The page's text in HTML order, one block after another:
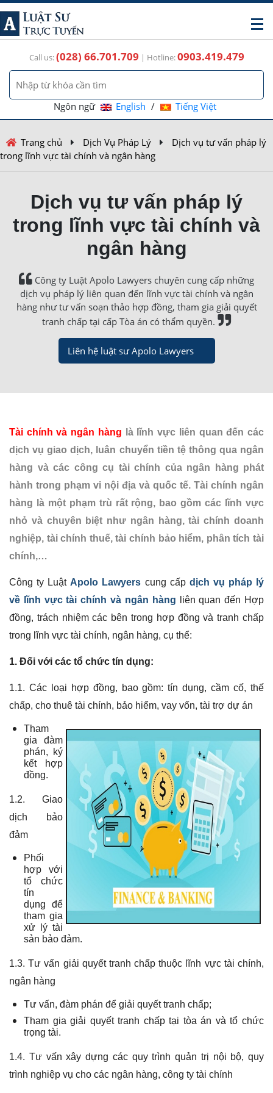
Call us:(028) 66.701.709 | Hotline:0903.419.479
Ngôn ngữ English / Tiếng Việt
Trang chủ Dịch Vụ Pháp Lý
Dịch vụ tư vấn pháp lý
trong lĩnh vực tài chính và ngân hàng
Dịch vụ tư vấn pháp lý
trong lĩnh vực tài chính và
ngân hàng
Công ty Luật Apolo Lawyers chuyên cung cấp những
dịch vụ pháp lý liên quan đến lĩnh vực tài chính và ngân
hàng như tư vấn soạn thảo hợp đồng, tham gia giải quyết
tranh chấp tại cấp Tòa án có thẩm quyền.
Liên hệ luật sư Apolo Lawyers
Tài chính và ngân hàng là lĩnh vực liên quan đến các
dịch vụ giao dịch, luân chuyển tiền tệ thông qua ngân
hàng và các công cụ tài chính của ngân hàng phát
hành trong phạm vi nội địa và quốc tế. Tài chính ngân
hàng là một phạm trù rất rộng, bao gồm các lĩnh vực
nhỏ và chuyên biệt như ngân hàng, tài chính doanh
nghiệp, tài chính thuế, tài chính bảo hiểm, phân tích tài
chính,…
Công ty Luật Apolo Lawyers cung cấp dịch vụ pháp lý
về lĩnh vực tài chính và ngân hàng liên quan đến Hợp
đồng, trách nhiệm các bên trong hợp đồng và tranh chấp
trong lĩnh vực tài chính, ngân hàng, cụ thể:
1. Đối với các tổ chức tín dụng:
1.1. Các loại hợp đồng, bao gồm: tín dụng, cầm cố, thế
chấp, cho thuê tài chính, bảo hiểm, vay vốn, tài trợ dự án
Tham
gia đàm
phán, ký
kết hợp
đồng.
1.2. Giao
dịch bảo
đảm
Phối
hợp với
tổ chức
tín
dụng để
tham gia
xử lý tài
sản bảo đảm.
1.3. Tư vấn giải quyết tranh chấp thuộc lĩnh vực tài chính,
ngân hàng
Tư vấn, đàm phán để giải quyết tranh chấp;
Tham gia giải quyết tranh chấp tại tòa án và tổ chức
trọng tài.
1.4. Tư vấn xây dựng các quy trình quản trị nội bộ, quy
trình nghiệp vụ cho các ngân hàng, công ty tài chính